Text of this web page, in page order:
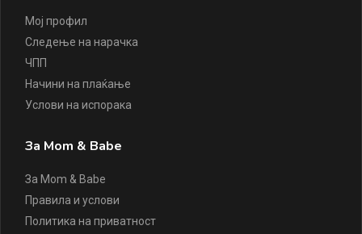
Мој профил
Следење на нарачка
ЧПП
Начини на плаќање
Услови на испорака
За Mom & Babe
За Mom & Babe
Правила и услови
Политика на приватност